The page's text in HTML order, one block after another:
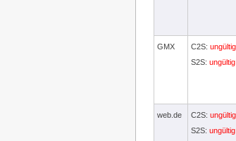
GMX C2S: ungültig
S2S: ungültig
web.de C2S: ungültig
S2S: ungültig